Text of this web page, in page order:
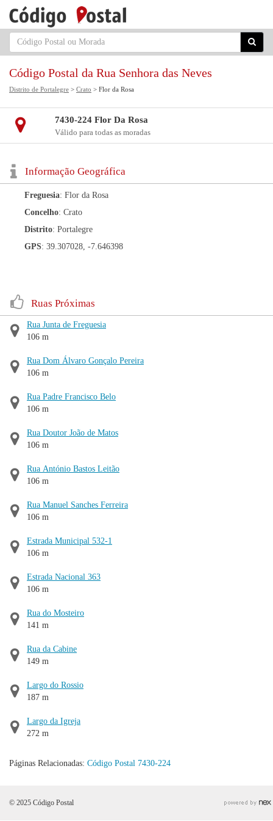
Código Postal da Rua Senhora das Neves
Distrito de Portalegre > Crato > Flor da Rosa
7430-224 Flor Da Rosa
Válido para todas as moradas
Informação Geográfica
Freguesia: Flor da Rosa
Concelho: Crato
Distrito: Portalegre
GPS: 39.307028, -7.646398
Ruas Próximas
Rua Junta de Freguesia
106 m
Rua Dom Álvaro Gonçalo Pereira
106 m
Rua Padre Francisco Belo
106 m
Rua Doutor João de Matos
106 m
Rua António Bastos Leitão
106 m
Rua Manuel Sanches Ferreira
106 m
Estrada Municipal 532-1
106 m
Estrada Nacional 363
106 m
Rua do Mosteiro
141 m
Rua da Cabine
149 m
Largo do Rossio
187 m
Largo da Igreja
272 m
Páginas Relacionadas: Código Postal 7430-224
© 2025 Código Postal